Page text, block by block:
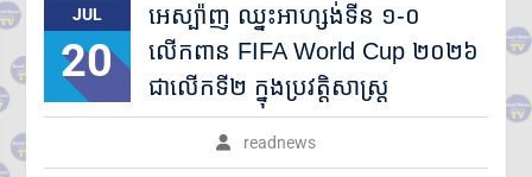
JUL
20
អេស្ប៉ាញ ឈ្នះអាហ្សង់ទីន ១-០
លើកពាន FIFA World Cup ២០២៦
ជាលើកទី២ ក្នុងប្រវត្តិសាស្ត្រ
readnews